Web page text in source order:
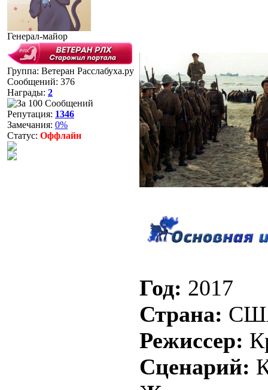
Генерал-майор
Группа: Ветеран Расслабуха.ру
Сообщений: 376
Награды: 2
Репутация: 1346
Замечания: 0%
Статус: Оффлайн
Год: 2017
Страна:
Режиссер:
Сценарий: